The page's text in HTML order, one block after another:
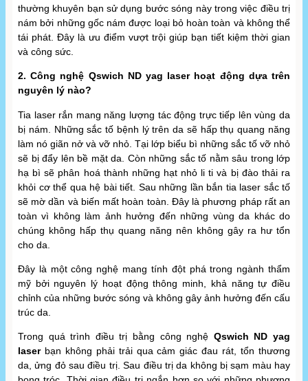
thường khuyên bạn sử dụng bước sóng này trong việc điều trị
nám bởi những gốc nám được loại bỏ hoàn toàn và không thể
tái phát. Đây là ưu điểm vượt trội giúp bạn tiết kiệm thời gian
và công sức.
2. Công nghệ Qswich ND yag laser hoạt động dựa trên
nguyên lý nào?
Tia laser rắn mang năng lượng tác động trực tiếp lên vùng da
bị nám. Những sắc tố bệnh lý trên da sẽ hấp thụ quang năng
làm nó giãn nở và vỡ nhỏ. Tại lớp biểu bì những sắc tố vỡ nhỏ
sẽ bị đẩy lên bề mặt da. Còn những sắc tố nằm sâu trong lớp
hạ bì sẽ phân hoá thành những hạt nhỏ li ti và bị đào thải ra
khỏi cơ thể qua hệ bài tiết. Sau những lần bắn tia laser sắc tố
sẽ mờ dần và biến mất hoàn toàn. Đây là phương pháp rất an
toàn vì không làm ảnh hưởng đến những vùng da khác do
chúng không hấp thụ quang năng nên không gây ra hư tổn
cho da.
Đây là một công nghệ mang tính đột phá trong ngành thẩm
mỹ bởi nguyên lý hoạt động thông minh, khả năng tự điều
chỉnh của những bước sóng và không gây ảnh hưởng đến cấu
trúc da.
Trong quá trình điều trị bằng công nghệ Qswich ND yag
laserbạn không phải trải qua cảm giác đau rát, tổn thương
da, ửng đỏ sau điều trị. Sau điều trị da không bị sạm màu hay